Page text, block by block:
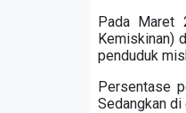
Pada Maret
Kemiskinan)
penduduk
Persentase
Sedangkan di